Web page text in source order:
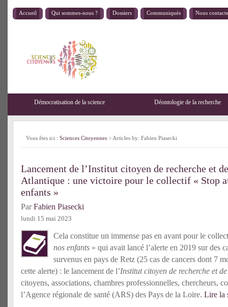
Accueil Qui sommes-nous ? Dossiers Communiqués Nous
Démocratisation de la science Déontologie de la recherche
Vous êtes ici : Sciences Citoyennes > Articles by: Fabien Piasecki
Lancement de l’Institut citoyen de recherche et
Atlantique : une victoire pour le collectif « Stop
enfants »
ParFabien Piasecki
lundi 15 mai 2023
Cela constitue un immense pas en avant pour le
nos enfants » qui avait lancé l’alerte en 2019 sur des
survenus en pays de Retz (25 cas de cancers dont 7
cette alerte) : le lancement de l’Institut citoyen de recherche et
citoyens, associations, chambres professionnelles, chercheurs,
l’Agence régionale de santé (ARS) des Pays de la Loire. Lire la